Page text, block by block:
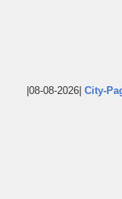
|08-08-2026| City-